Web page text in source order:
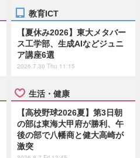
教育ICT
【夏休み2026】東大メタバー
ス工学部、生成AIなどジュニ
ア講座6選
2026.7.30 Thu 11:15
生活・健康
【高校野球2026夏】第3日朝
の部は東海大甲府が勝利、午
後の部で八幡商と健大高崎が
激突